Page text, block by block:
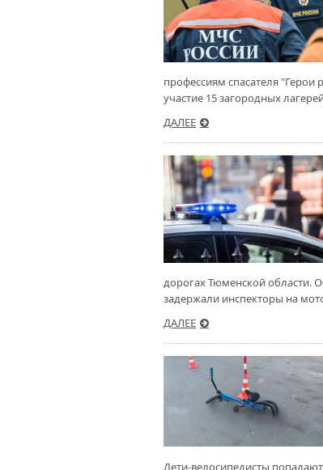
профессиям спасателя
участие 15 загородных
ДАЛЕЕ
дорогах Тюменской области.
задержали инспекторы на
ДАЛЕЕ
Дети-велосипедисты